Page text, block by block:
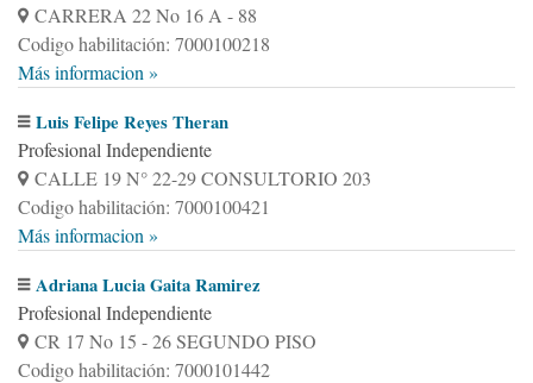
CARRERA 22 No 16 A - 88
Codigo habilitación: 7000100218
Más informacion »
Luis Felipe Reyes Theran
Profesional Independiente
CALLE 19 N° 22-29 CONSULTORIO 203
Codigo habilitación: 7000100421
Más informacion »
Adriana Lucia Gaita Ramirez
Profesional Independiente
CR 17 No 15 - 26 SEGUNDO PISO
Codigo habilitación: 7000101442